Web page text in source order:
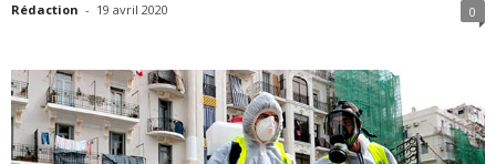
Rédaction - 19 avril 2020 0